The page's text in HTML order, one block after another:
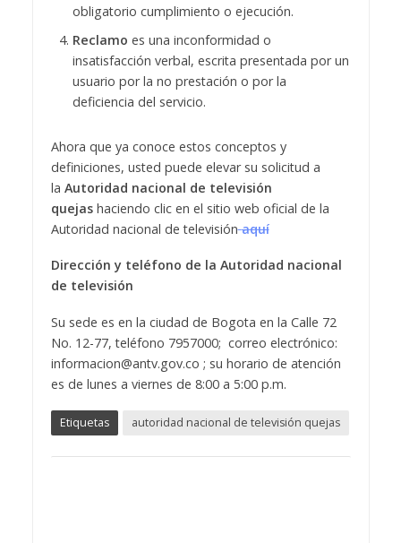
obligatorio cumplimiento o ejecución.
Reclamo es una inconformidad o
insatisfacción verbal, escrita presentada por un
usuario por la no prestación o por la
deficiencia del servicio.
Ahora que ya conoce estos conceptos y
definiciones, usted puede elevar su solicitud a
la Autoridad nacional de televisión
quejas haciendo clic en el sitio web oficial de la
Autoridad nacional de televisión aquí
Dirección y teléfono de la Autoridad nacional
de televisión
Su sede es en la ciudad de Bogota en la Calle 72
No. 12-77, teléfono 7957000; correo electrónico:
informacion@antv.gov.co ; su horario de atención
es de lunes a viernes de 8:00 a 5:00 p.m.
Etiquetas autoridad nacional de televisión quejas